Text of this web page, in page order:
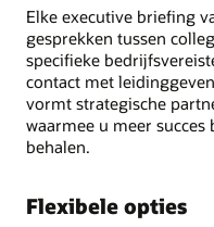
Elke executive briefing
gesprekken tussen
specifieke
contact met
vormt strategische
waarmee u meer
behalen.
Flexibele opties